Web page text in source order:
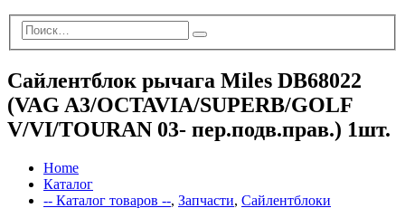
Сайлентблок рычага Miles DB68022
(VAG A3/OCTAVIA/SUPERB/GOLF
V/VI/TOURAN 03- пер.подв.прав.) 1шт.
Home
Каталог
-- Каталог товаров --, Запчасти, Сайлентблоки